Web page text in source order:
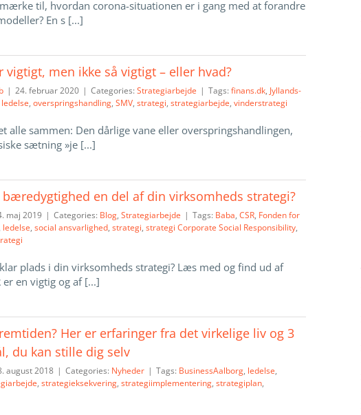
til, hvordan corona-situationen er i gang med at forandre
En s [...]
vigtigt, men ikke så vigtigt – eller hvad?
| 24. februar 2020 | Categories: Strategiarbejde | Tags: finans.dk, Jyllands-
ledelse, overspringshandling, SMV, strategi, strategiarbejde, vinderstrategi
alle sammen: Den dårlige vane eller overspringshandlingen,
sætning »je [...]
bæredygtighed en del af din virksomheds strategi?
maj 2019 | Categories: Blog, Strategiarbejde | Tags: Baba, CSR, Fonden for
ledelse, social ansvarlighed, strategi, strategi Corporate Social Responsibility,
klar plads i din virksomheds strategi? Læs med og find ud af
er en vigtig og af [...]
Her er erfaringer fra det virkelige liv og 3
du kan stille dig selv
august 2018 | Categories: Nyheder | Tags: BusinessAalborg, ledelse,
, strategieksekvering, strategiimplementering, strategiplan,